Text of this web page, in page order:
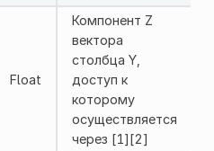
Float
Компонент Z
вектора
столбца Y,
доступ к
которому
осуществляется
через [1][2]